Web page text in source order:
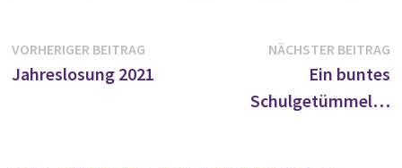
Beitragsnavigation
VORHERIGER BEITRAGVorheriger
Beitrag:
Jahreslosung 2021
NÄCHSTER BEITRAG
Ein buntes
Schulgetümmel…